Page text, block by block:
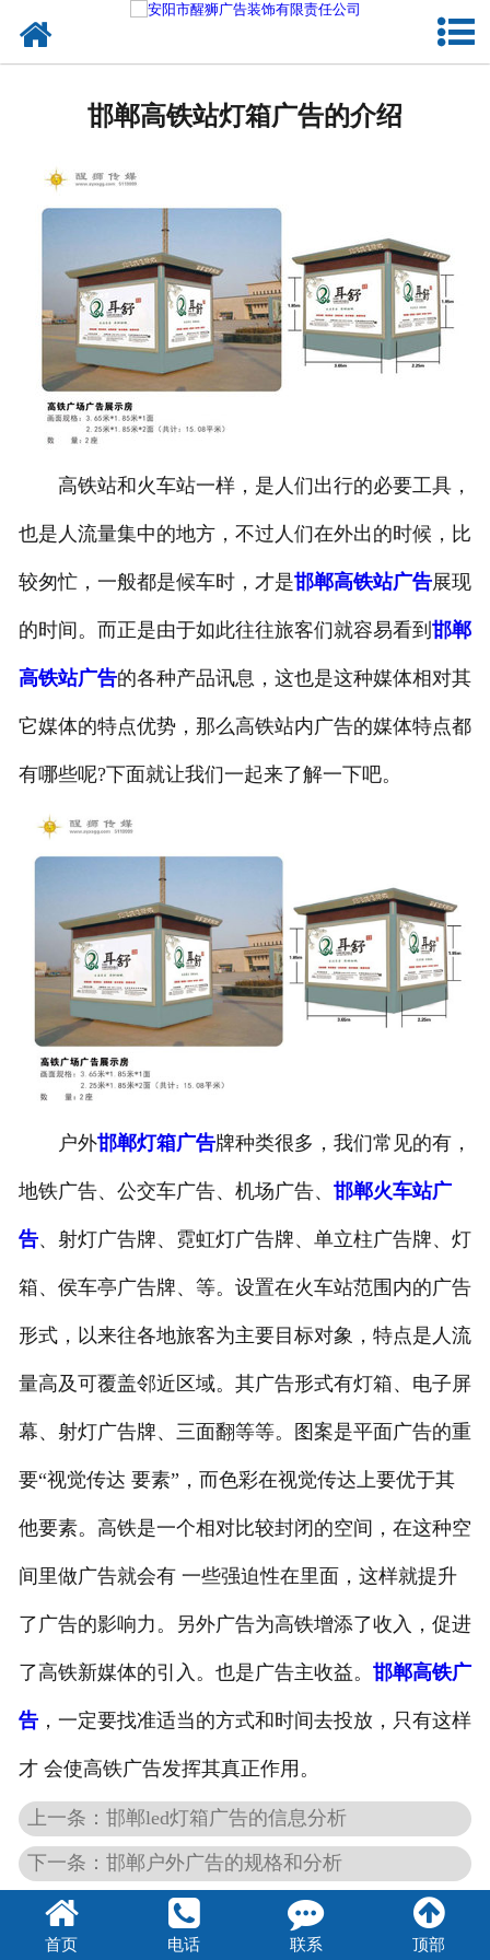
成功案例
新闻资讯
企业文化
邯郸高铁站灯箱广告的介绍
高铁站和火车站一样，是人们出行的必要工具，
也是人流量集中的地方，不过人们在外出的时候，比
较匆忙，一般都是候车时，才是邯郸高铁站广告展现
的时间。而正是由于如此往往旅客们就容易看到 邯郸
高铁站广告的各种产品讯息，这也是这种媒体相对其
它媒体的特点优势，那么高铁站内广告的媒体特点都
有哪些呢?下面就让我们一起来了解一下吧。
户外邯郸灯箱广告牌种类很多，我们常见的有，
地铁广告、公交车广告、机场广告、 邯郸火车站广
告、射灯广告牌、霓虹灯广告牌、单立柱广告牌、灯
箱、侯车亭广告牌、等。设置在火车站范围内的广告
形式，以来往各地旅客为主要目标对象，特点是人流
量高及可覆盖邻近区域。其广告形式有灯箱、电子屏
幕、射灯广告牌、三面翻等等。图案是平面广告的重
要“视觉传达 要素”，而色彩在视觉传达上要优于其
他要素。高铁是一个相对比较封闭的空间，在这种空
间里做广告就会有 一些强迫性在里面，这样就提升
了广告的影响力。另外广告为高铁增添了收入，促进
了高铁新媒体的引入。也是广告主收益。 邯郸高铁广
告，一定要找准适当的方式和时间去投放，只有这样
才 会使高铁广告发挥其真正作用。
上一条：邯郸led灯箱广告的信息分析
下一条：邯郸户外广告的规格和分析
首页 电话 联系 顶部